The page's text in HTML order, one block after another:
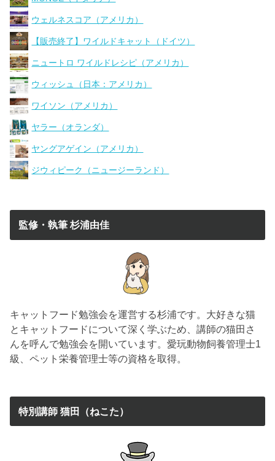
ウェルネスコア（アメリカ）
【販売終了】ワイルドキャット（ドイツ）
ニュートロ ワイルドレシピ（アメリカ）
ウィッシュ（日本：アメリカ）
ワイソン（アメリカ）
ヤラー（オランダ）
ヤングアゲイン（アメリカ）
ジウィピーク（ニュージーランド）
監修・執筆 杉浦由佳
キャットフード勉強会を運営する杉浦です。大好きな猫
とキャットフードについて深く学ぶため、講師の猫田さ
んを呼んで勉強会を開いています。愛玩動物飼養管理士1
級、ペット栄養管理士等の資格を取得。
特別講師 猫田（ねこた）